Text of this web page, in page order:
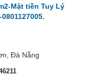
Mặt tiền Tuy Lý
Đà Nẵng